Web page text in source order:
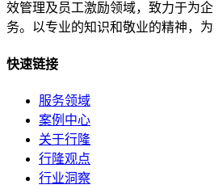
效管理及员工激励领域，致力于为
务。以专业的知识和敬业的精神，
快速链接
服务领域
案例中心
关于行隆
行隆观点
行业洞察